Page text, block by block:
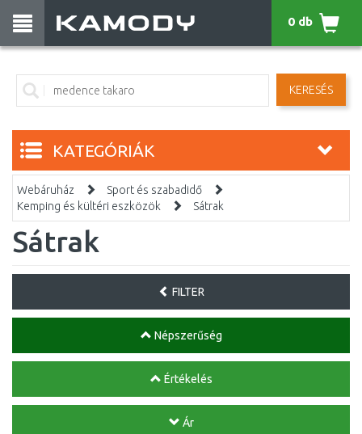
KERESÉS
0 db
KATEGÓRIÁK
Webáruház
Sport és szabadidő
Kemping és kültéri eszközök
Sátrak
Sátrak
FILTER
Népszerűség
Értékelés
Ár